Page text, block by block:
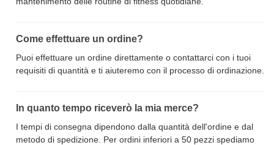
Come effettuare un ordine?
Puoi effettuare un ordine direttamente o contattarci con i tuoi
requisiti di quantità e ti aiuteremo con il processo di ordinazione.
In quanto tempo riceverò la mia merce?
I tempi di consegna dipendono dalla quantità dell'ordine e dal
metodo di spedizione. Per ordini inferiori a 50 pezzi spediamo